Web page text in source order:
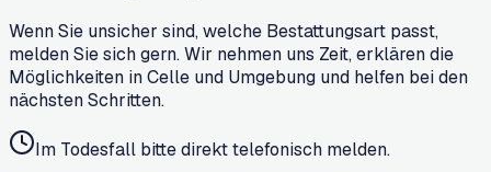
Wenn Sie unsicher sind, welche Bestattungsart passt,
melden Sie sich gern. Wir nehmen uns Zeit, erklären die
Möglichkeiten in Celle und Umgebung und helfen bei den
nächsten Schritten.
Im Todesfall bitte direkt telefonisch melden.